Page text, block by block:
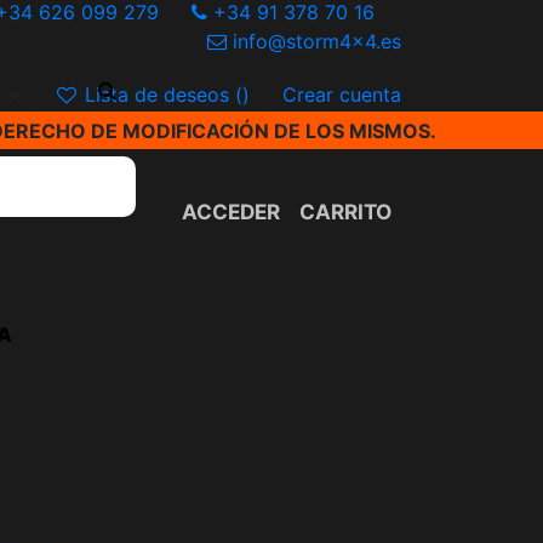
626 099 279
+34 91 378 70 16
info@storm4x4.es
Lista de deseos ()
Crear cuenta
DE MODIFICACIÓN DE LOS MISMOS.
ACCEDER CARRITO